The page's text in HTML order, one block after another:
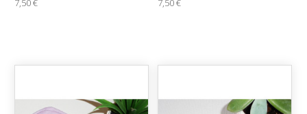
7,50 € 7,50 €